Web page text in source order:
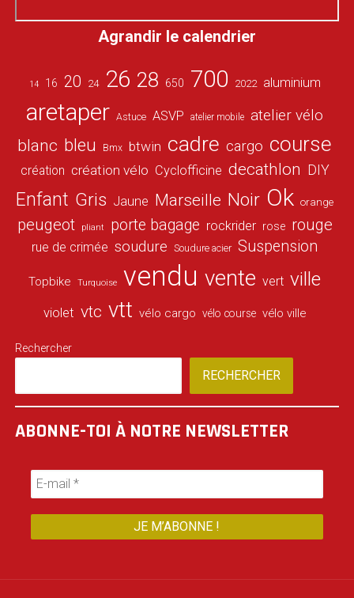
Agrandir le calendrier
14 16 20 24 26 28 650 700 2022 aluminium
aretaper Astuce ASVP atelier mobile atelier vélo
blanc bleu Bmx btwin cadre cargo course
création création vélo Cyclofficine decathlon DIY
Enfant Gris Jaune Marseille Noir Ok orange
peugeot pliant porte bagage rockrider rose rouge
rue de crimée soudure Soudure acier Suspension
Topbike Turquoise vendu vente vert ville
violet vtc vtt vélo cargo vélo course vélo ville
Rechercher
RECHERCHER
ABONNE-TOI À NOTRE NEWSLETTER